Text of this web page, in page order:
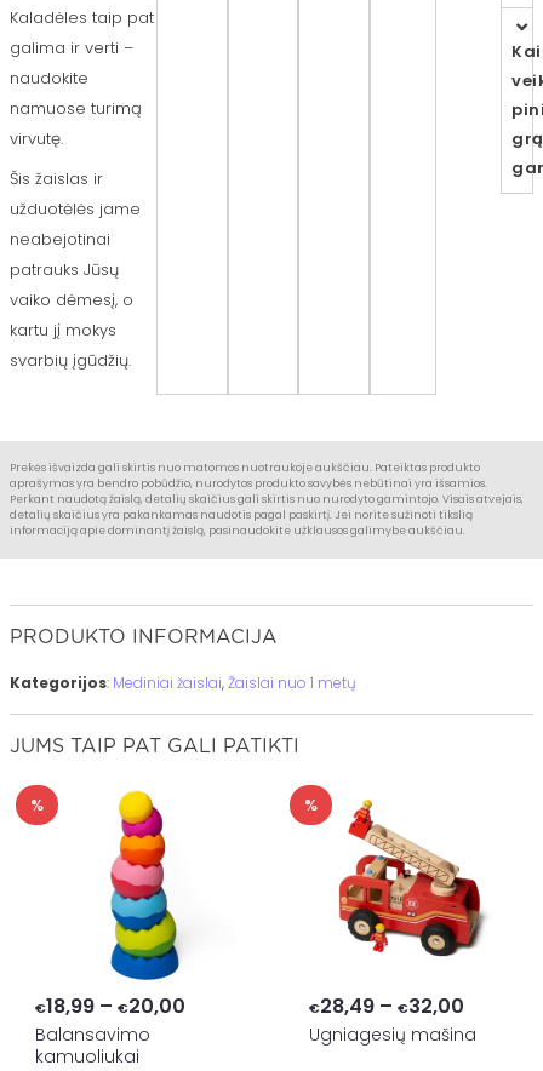
Kaladėles taip pat
galima ir verti –
naudokite
namuose turimą
virvutę.
Šis žaislas ir
užduotėlės jame
neabejotinai
patrauks Jūsų
vaiko dėmesį, o
kartu jį mokys
svarbių įgūdžių.
Prekės išvaizda gali skirtis nuo matomos nuotraukoje aukščiau. Pateiktas produkto
aprašymas yra bendro pobūdžio, nurodytos produkto savybės nebūtinai yra išsamios.
Perkant naudotą žaislą, detalių skaičius gali skirtis nuo nurodyto gamintojo. Visais atvejais,
detalių skaičius yra pakankamas naudotis pagal paskirtį. Jei norite sužinoti tikslią
informaciją apie dominantį žaislą, pasinaudokite užklausos galimybe aukščiau.
PRODUKTO INFORMACIJA
Kategorijos: Mediniai žaislai,Žaislai nuo 1 metų
JUMS TAIP PAT GALI PATIKTI
%
€18,99 – €20,00Price
Balansavimo
kamuoliukai
%
€28,49 – €32,00Price
range:
Ugniagesių mašina